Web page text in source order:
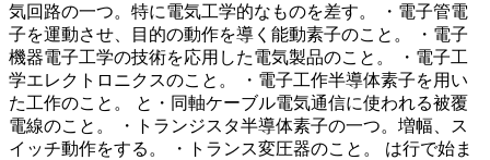
気回路の一つ。特に電気工学的なものを差す。 ・電子管電
子を運動させ、目的の動作を導く能動素子のこと。 ・電子
機器電子工学の技術を応用した電気製品のこと。 ・電子工
学エレクトロニクスのこと。 ・電子工作半導体素子を用い
た工作のこと。 と・同軸ケーブル電気通信に使われる被覆
電線のこと。 ・トランジスタ半導体素子の一つ。増幅、ス
イッチ動作をする。 ・トランス変圧器のこと。 は行で始ま